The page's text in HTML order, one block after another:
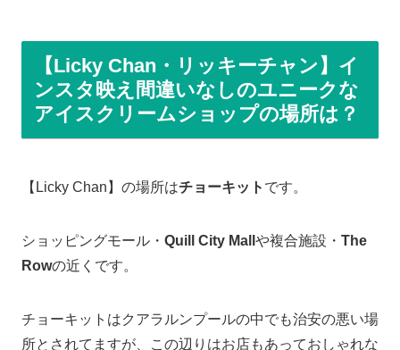
【Licky Chan・リッキーチャン】イ
ンスタ映え間違いなしのユニークな
アイスクリームショップの場所は？
【Licky Chan】の場所はチョーキット です。
ショッピングモール・ Quill City Mall や複合施設・ The
Rowの近くです。
チョーキットはクアラルンプールの中でも治安の悪い場
所とされてますが、この辺りはお店もあっておしゃれな